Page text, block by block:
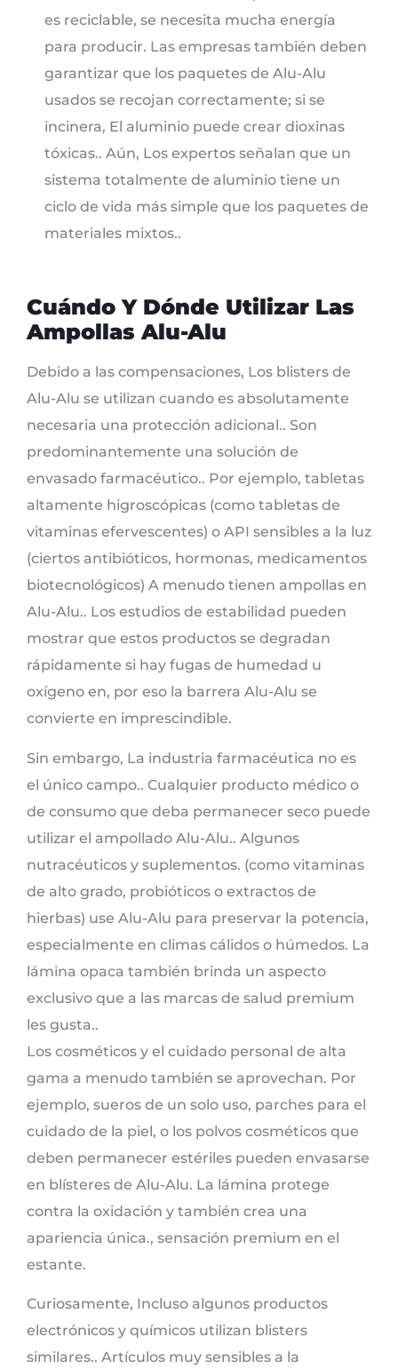
es reciclable, se necesita mucha energía
para producir. Las empresas también deben
garantizar que los paquetes de Alu-Alu
usados ​​se recojan correctamente; si se
incinera, El aluminio puede crear dioxinas
tóxicas.. Aún, Los expertos señalan que un
sistema totalmente de aluminio tiene un
ciclo de vida más simple que los paquetes de
materiales mixtos..
Cuándo Y Dónde Utilizar Las
Ampollas Alu-Alu
Debido a las compensaciones, Los blisters de
Alu-Alu se utilizan cuando es absolutamente
necesaria una protección adicional.. Son
predominantemente una solución de
envasado farmacéutico.. Por ejemplo, tabletas
altamente higroscópicas (como tabletas de
vitaminas efervescentes) o API sensibles a la luz
(ciertos antibióticos, hormonas, medicamentos
biotecnológicos) A menudo tienen ampollas en
Alu-Alu.. Los estudios de estabilidad pueden
mostrar que estos productos se degradan
rápidamente si hay fugas de humedad u
oxígeno en, por eso la barrera Alu-Alu se
convierte en imprescindible.
Sin embargo, La industria farmacéutica no es
el único campo.. Cualquier producto médico o
de consumo que deba permanecer seco puede
utilizar el ampollado Alu-Alu.. Algunos
nutracéuticos y suplementos. (como vitaminas
de alto grado, probióticos o extractos de
hierbas) use Alu-Alu para preservar la potencia,
especialmente en climas cálidos o húmedos. La
lámina opaca también brinda un aspecto
exclusivo que a las marcas de salud premium
les gusta..
Los cosméticos y el cuidado personal de alta
gama a menudo también se aprovechan. Por
ejemplo, sueros de un solo uso, parches para el
cuidado de la piel, o los polvos cosméticos que
deben permanecer estériles pueden envasarse
en blísteres de Alu-Alu. La lámina protege
contra la oxidación y también crea una
apariencia única., sensación premium en el
estante.
Curiosamente, Incluso algunos productos
electrónicos y químicos utilizan blisters
similares.. Artículos muy sensibles a la